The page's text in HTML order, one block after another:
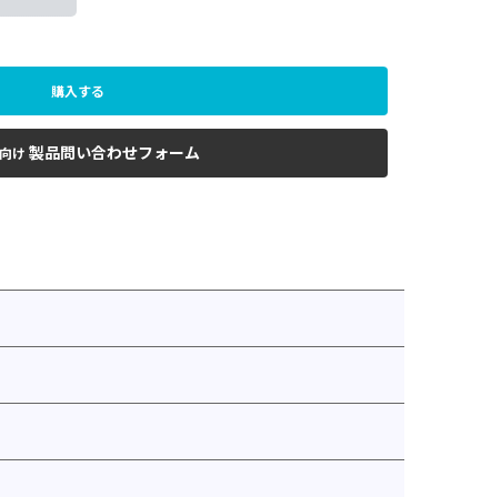
購入する
け 製品問い合わせフォーム